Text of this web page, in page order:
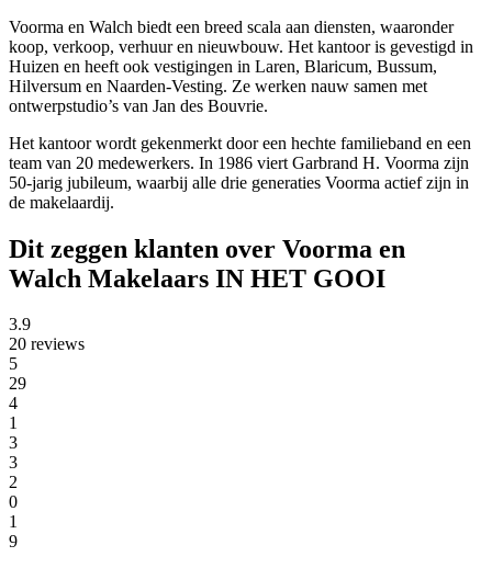
Voorma en Walch biedt een breed scala aan diensten, waaronder
koop, verkoop, verhuur en nieuwbouw. Het kantoor is gevestigd in
Huizen en heeft ook vestigingen in Laren, Blaricum, Bussum,
Hilversum en Naarden-Vesting. Ze werken nauw samen met
ontwerpstudio’s van Jan des Bouvrie.
Het kantoor wordt gekenmerkt door een hechte familieband en een
team van 20 medewerkers. In 1986 viert Garbrand H. Voorma zijn
50-jarig jubileum, waarbij alle drie generaties Voorma actief zijn in
de makelaardij.
Dit zeggen klanten over Voorma en
Walch Makelaars IN HET GOOI
3.9
20 reviews
5
29
4
1
3
3
2
0
1
9